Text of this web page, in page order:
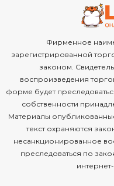
Фирменное
зарегистрированной
законом.
воспроизведения
форме будет
собственности
Материалы
текст охраняются
несанкционированное
преследоваться по